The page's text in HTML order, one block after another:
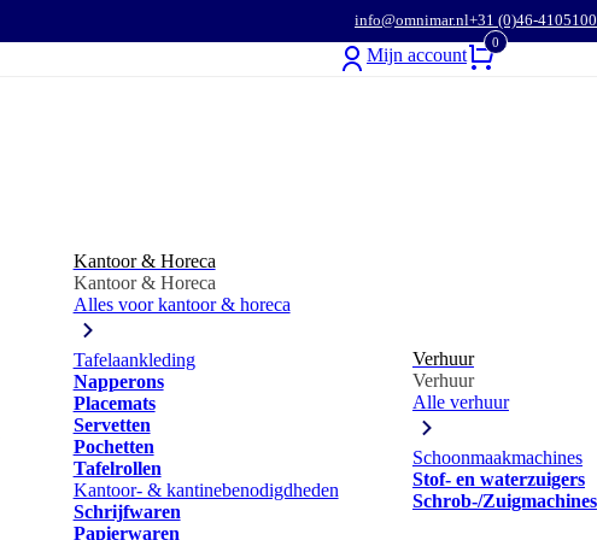
info@omnimar.nl+31 (0)46-4105100
Mijn account
0
Kantoor & Horeca
Kantoor & Horeca
Alles voor kantoor & horeca
Tafelaankleding
Napperons
Placemats
Servetten
Pochetten
Tafelrollen
Kantoor- & kantinebenodigdheden
Schrijfwaren
Papierwaren
Verhuur
Verhuur
Alle verhuur
Schoonmaakmachines
Stof- en waterzuigers
Schrob-/Zuigmachines